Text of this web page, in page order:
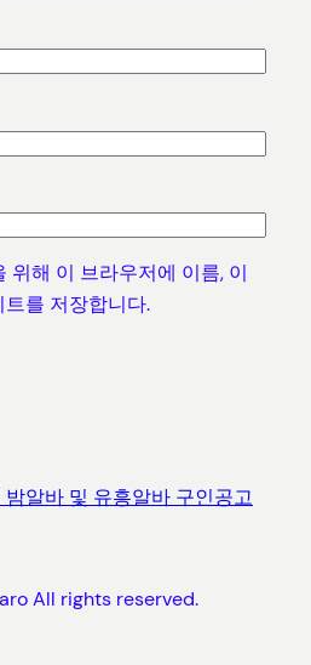
위해 이 브라우저에 이름, 이
를 저장합니다.
알바 및 유흥알바 구인공고
All rights reserved.